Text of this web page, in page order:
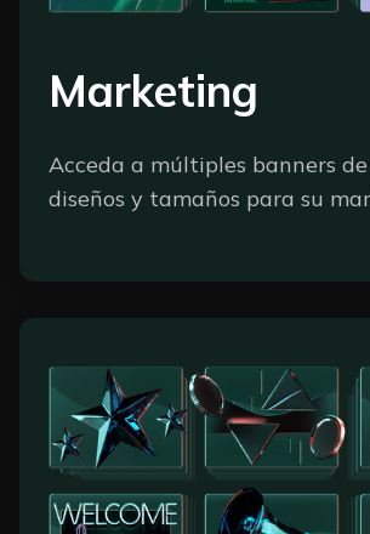
Marketing
Acceda a múltiples banners
diseños y tamaños para su